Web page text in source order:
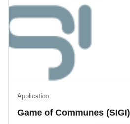
Game of Communes (SIGI)
Application